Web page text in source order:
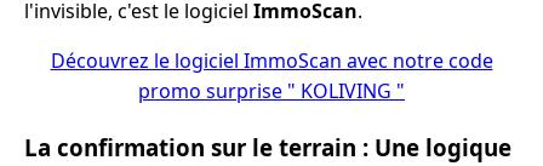
l'invisible, c'est le logiciel ImmoScan.
Découvrez le logiciel ImmoScan avec notre code
promo surprise " KOLIVING "
La confirmation sur le terrain : Une logique